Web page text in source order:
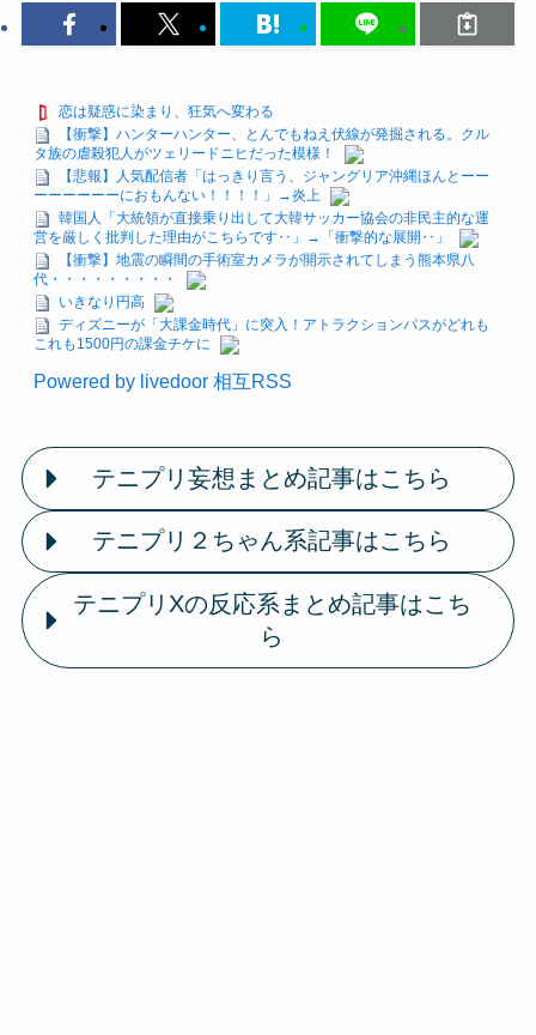
恋は疑惑に染まり、狂気へ変わる
【衝撃】ハンターハンター、とんでもねえ伏線が発掘される。クル
タ族の虐殺犯人がツェリードニヒだった模様！
【悲報】人気配信者「はっきり言う、ジャングリア沖縄ほんとーー
ーーーーーーにおもんない！！！！」→炎上
韓国人「大統領が直接乗り出して大韓サッカー協会の非民主的な運
営を厳しく批判した理由がこちらです‥」→「衝撃的な展開‥」
【衝撃】地震の瞬間の手術室カメラが開示されてしまう熊本県八
代・・・・・・・・・
いきなり円高
ディズニーが「大課金時代」に突入！アトラクションパスがどれも
これも1500円の課金チケに
Powered by livedoor 相互RSS
テニプリ妄想まとめ記事はこちら
テニプリ２ちゃん系記事はこちら
テニプリXの反応系まとめ記事はこち
ら